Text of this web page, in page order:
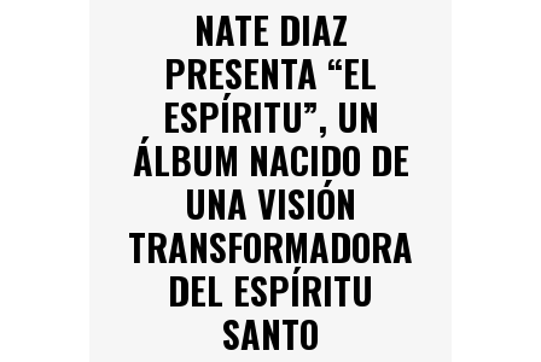
NATE DIAZ
PRESENTA “EL
ESPÍRITU”, UN
ÁLBUM NACIDO DE
UNA VISIÓN
TRANSFORMADORA
DEL ESPÍRITU
SANTO